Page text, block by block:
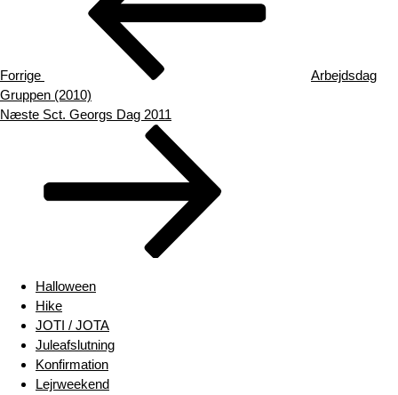
Forrige
Arbejdsdag
Gruppen (2010)
Næste
Næste Sct. Georgs Dag 2011
Halloween
Hike
JOTI / JOTA
Juleafslutning
Konfirmation
Lejrweekend